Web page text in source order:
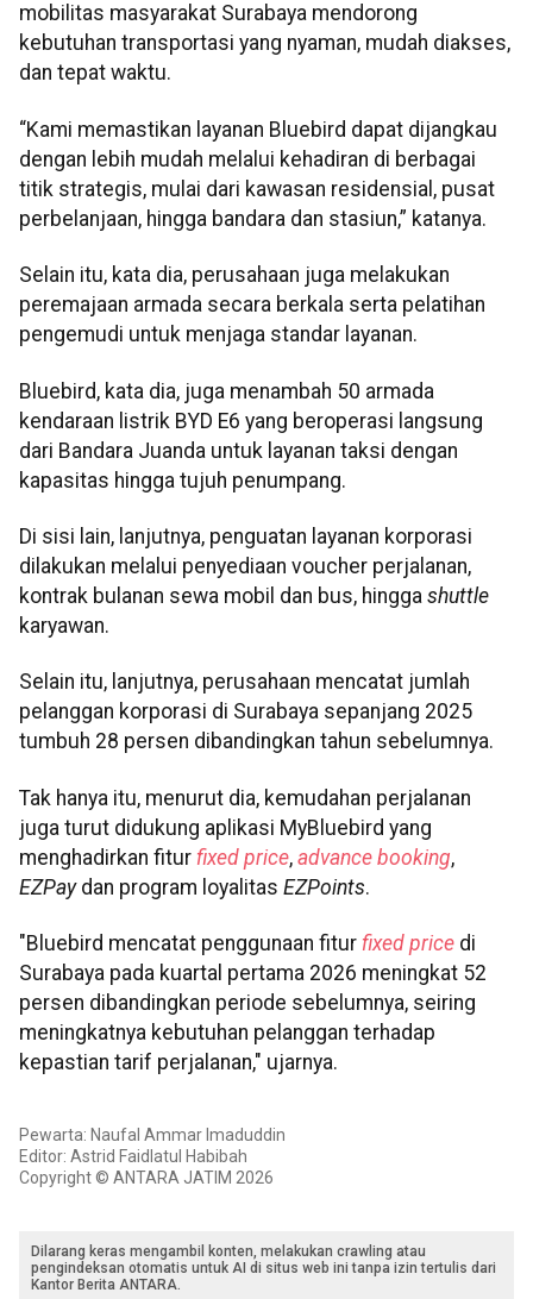
mobilitas masyarakat Surabaya mendorong
kebutuhan transportasi yang nyaman, mudah diakses,
dan tepat waktu.
“Kami memastikan layanan Bluebird dapat dijangkau
dengan lebih mudah melalui kehadiran di berbagai
titik strategis, mulai dari kawasan residensial, pusat
perbelanjaan, hingga bandara dan stasiun,” katanya.
Selain itu, kata dia, perusahaan juga melakukan
peremajaan armada secara berkala serta pelatihan
pengemudi untuk menjaga standar layanan.
Bluebird, kata dia, juga menambah 50 armada
kendaraan listrik BYD E6 yang beroperasi langsung
dari Bandara Juanda untuk layanan taksi dengan
kapasitas hingga tujuh penumpang.
Di sisi lain, lanjutnya, penguatan layanan korporasi
dilakukan melalui penyediaan voucher perjalanan,
kontrak bulanan sewa mobil dan bus, hingga shuttle
karyawan.
Selain itu, lanjutnya, perusahaan mencatat jumlah
pelanggan korporasi di Surabaya sepanjang 2025
tumbuh 28 persen dibandingkan tahun sebelumnya.
Tak hanya itu, menurut dia, kemudahan perjalanan
juga turut didukung aplikasi MyBluebird yang
menghadirkan fitur fixed price, advance booking,
EZPay dan program loyalitas EZPoints.
"Bluebird mencatat penggunaan fitur fixed price di
Surabaya pada kuartal pertama 2026 meningkat 52
persen dibandingkan periode sebelumnya, seiring
meningkatnya kebutuhan pelanggan terhadap
kepastian tarif perjalanan," ujarnya.
Pewarta: Naufal Ammar Imaduddin
Editor: Astrid Faidlatul Habibah
Copyright © ANTARA JATIM 2026
Dilarang keras mengambil konten, melakukan crawling atau
pengindeksan otomatis untuk AI di situs web ini tanpa izin tertulis dari
Kantor Berita ANTARA.